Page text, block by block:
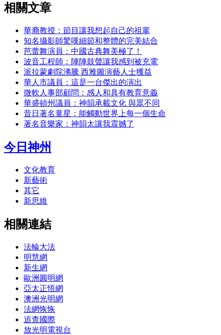
相關文章
華裔教授：節目讓我想起自己的祖輩
知名攝影師驚嘆細節和整體的完美結合
芭蕾舞演員：中國古典舞美極了！
波音工程師：陣陣鼓聲讓我感到被充電
派拉蒙劇院沸騰 西雅圖演藝人士獲益
華人市議員：這是一台傑出的演出
微軟人事部顧問：感人和具有教育意義
華盛頓州議員：神韻承載文化 與眾不同
昔日著名童星：能觸動世界上每一個生命
著名音樂家：神韻太讓我震撼了
今日神州
文化教育
新藝術
其它
新思維
相關連結
法輪大法
明慧網
新生網
歐洲圓明網
亞太正悟網
澳洲光明網
法網恢恢
追查國際
放光明電視台